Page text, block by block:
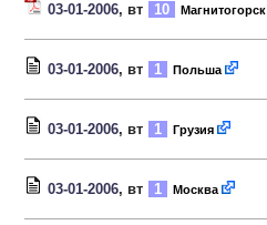
03-01-2006, вт 10 Магнитогорск
03-01-2006, вт 1 Польша
03-01-2006, вт 1 Грузия
03-01-2006, вт 1 Москва